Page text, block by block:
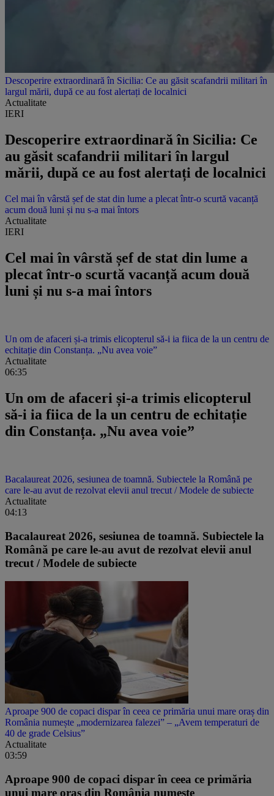
Descoperire extraordinară în Sicilia: Ce au găsit scafandrii militari în
largul mării, după ce au fost alertați de localnici
Actualitate
IERI
Descoperire extraordinară în Sicilia: Ce
au găsit scafandrii militari în largul
mării, după ce au fost alertați de localnici
Cel mai în vârstă șef de stat din lume a plecat într-o scurtă vacanță
acum două luni și nu s-a mai întors
Actualitate
IERI
Cel mai în vârstă șef de stat din lume a
plecat într-o scurtă vacanță acum două
luni și nu s-a mai întors
Un om de afaceri și-a trimis elicopterul să-i ia fiica de la un centru de
echitație din Constanța. „Nu avea voie”
Actualitate
06:35
Un om de afaceri și-a trimis elicopterul
să-i ia fiica de la un centru de echitație
din Constanța. „Nu avea voie”
Bacalaureat 2026, sesiunea de toamnă. Subiectele la Română pe
care le-au avut de rezolvat elevii anul trecut / Modele de subiecte
Actualitate
04:13
Bacalaureat 2026, sesiunea de toamnă. Subiectele la
Română pe care le-au avut de rezolvat elevii anul
trecut / Modele de subiecte
Aproape 900 de copaci dispar în ceea ce primăria unui mare oraș din
România numește „modernizarea falezei” – „Avem temperaturi de
40 de grade Celsius”
Actualitate
03:59
Aproape 900 de copaci dispar în ceea ce primăria
unui mare oraș din România numește